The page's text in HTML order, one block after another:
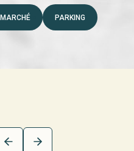
PARKING